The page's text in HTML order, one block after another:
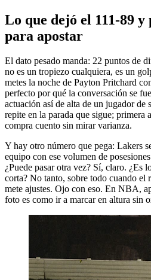
Lo que dejó el 111-89
para apostar
El dato pesado manda: 22 puntos de
no es un tropiezo cualquiera, es un
metes la noche de Payton Pritchard
perfecto por qué la conversación se
actuación así de alta de un jugador de
repite en la parada que sigue; primera
compra cuento sin mirar varianza.
Y hay otro número que pega: Lakers
equipo con ese volumen de
¿Puede pasar otra vez? Sí, claro. ¿Es
corta? No tanto, sobre todo cuando el
mete ajustes. Ojo con eso. En NBA,
foto es como ir a marcar en altura sin